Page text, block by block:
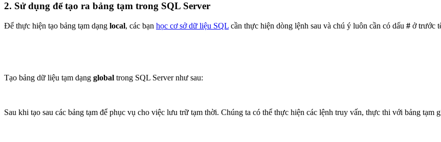
2. Sử dụng để tạo ra bảng tạm trong SQL Server
Để thực hiện tạo bảng tạm dạng local, các bạn học cơ sở dữ liệu SQL cần thực hiện dòng lệnh sau và chú ý luôn cần có dấu # ở trước
Tạo bảng dữ liệu tạm dạng global trong SQL Server như sau:
Sau khi tạo sau các bảng tạm để phục vụ cho việc lưu trữ tạm thời. Chúng ta có thể thực hiện các lệnh truy vấn, thực thi với bảng tạm